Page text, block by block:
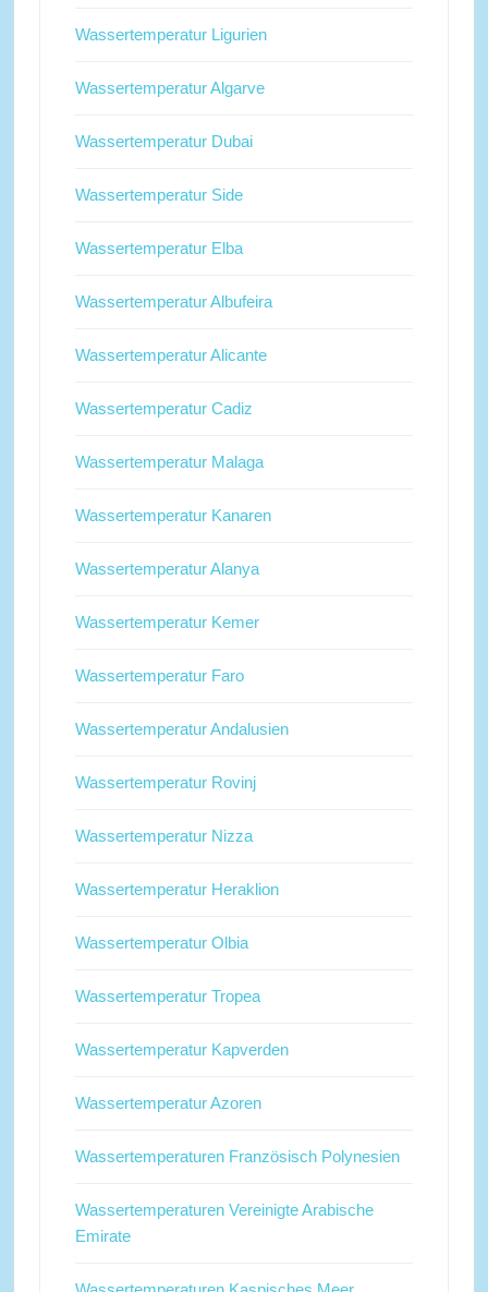
Wassertemperatur Ligurien
Wassertemperatur Algarve
Wassertemperatur Dubai
Wassertemperatur Side
Wassertemperatur Elba
Wassertemperatur Albufeira
Wassertemperatur Alicante
Wassertemperatur Cadiz
Wassertemperatur Malaga
Wassertemperatur Kanaren
Wassertemperatur Alanya
Wassertemperatur Kemer
Wassertemperatur Faro
Wassertemperatur Andalusien
Wassertemperatur Rovinj
Wassertemperatur Nizza
Wassertemperatur Heraklion
Wassertemperatur Olbia
Wassertemperatur Tropea
Wassertemperatur Kapverden
Wassertemperatur Azoren
Wassertemperaturen Französisch Polynesien
Wassertemperaturen Vereinigte Arabische
Emirate